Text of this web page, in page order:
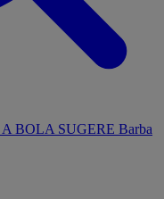
A BOLA SUGERE Barba